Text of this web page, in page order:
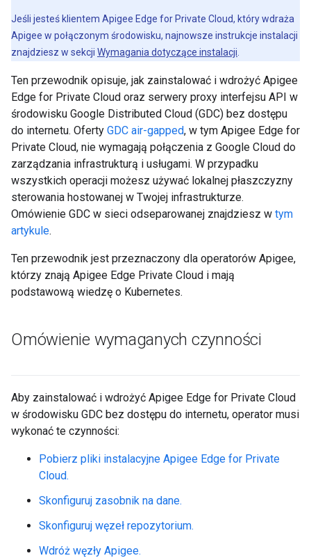
Jeśli jesteś klientem Apigee Edge for Private Cloud, który wdraża
Apigee w połączonym środowisku, najnowsze instrukcje instalacji
znajdziesz w sekcji Wymagania dotyczące instalacji
Ten przewodnik opisuje, jak zainstalować i wdrożyć Apigee
Edge for Private Cloud oraz serwery proxy interfejsu API w
środowisku Google Distributed Cloud (GDC) bez dostępu
do internetu. Oferty GDC air-gapped, w tym Apigee Edge for
Private Cloud, nie wymagają połączenia z Google Cloud do
zarządzania infrastrukturą i usługami. W przypadku
wszystkich operacji możesz używać lokalnej płaszczyzny
sterowania hostowanej w Twojej infrastrukturze.
Omówienie GDC w sieci odseparowanej znajdziesz w tym
artykule.
Ten przewodnik jest przeznaczony dla operatorów Apigee,
którzy znają Apigee Edge Private Cloud i mają
podstawową wiedzę o Kubernetes.
Omówienie wymaganych czynności
Aby zainstalować i wdrożyć Apigee Edge for Private Cloud
w środowisku GDC bez dostępu do internetu, operator musi
wykonać te czynności:
Pobierz pliki instalacyjne Apigee Edge for Private
Cloud.
Skonfiguruj zasobnik na dane.
Skonfiguruj węzeł repozytorium.
Wdróż węzły Apigee.